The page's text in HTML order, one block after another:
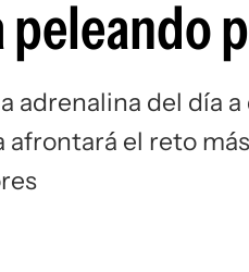
adrenalina del día
afrontará el reto